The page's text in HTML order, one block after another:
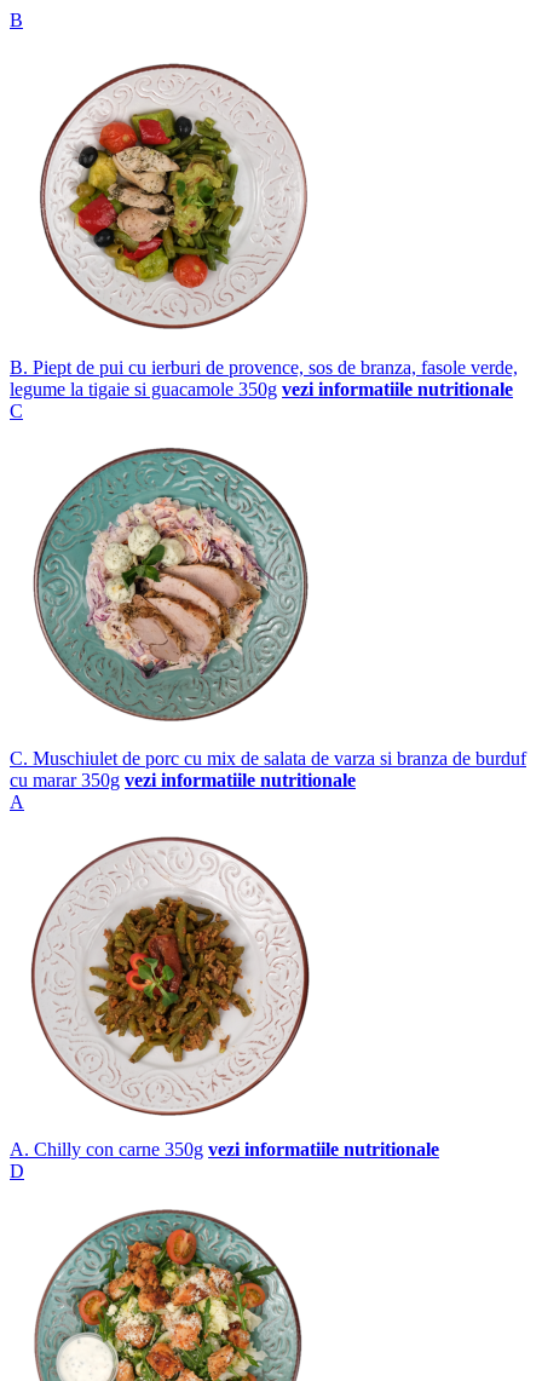
B
B. Piept de pui cu ierburi de provence, sos de branza, fasole verde,
legume la tigaie si guacamole 350g vezi informatiile nutritionale
C
C. Muschiulet de porc cu mix de salata de varza si branza de burduf
cu marar 350g vezi informatiile nutritionale
A
A. Chilly con carne 350g vezi informatiile nutritionale
D